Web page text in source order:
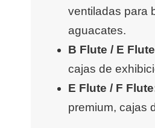
ventiladas para
aguacates.
B Flute / E
cajas de
E Flute / F
premium, cajas